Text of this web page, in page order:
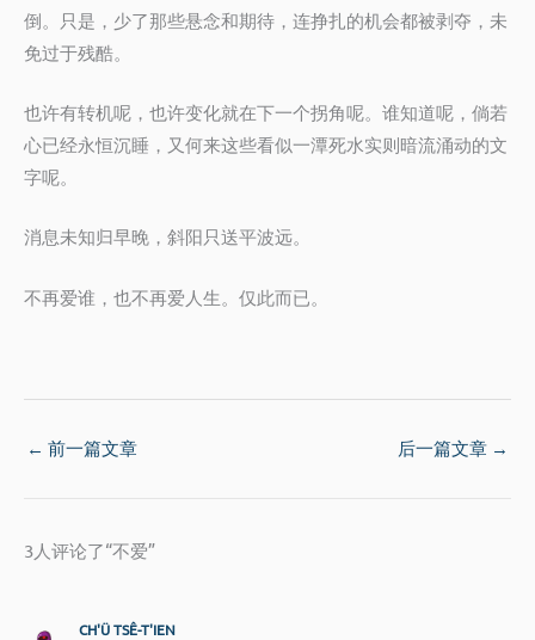
倒。只是，少了那些悬念和期待，连挣扎的机会都被剥夺，未
免过于残酷。
也许有转机呢，也许变化就在下一个拐角呢。谁知道呢，倘若
心已经永恒沉睡，又何来这些看似一潭死水实则暗流涌动的文
字呢。
消息未知归早晚，斜阳只送平波远。
不再爱谁，也不再爱人生。仅此而已。
← 前一篇文章 后一篇文章 →
3人评论了“不爱”
CH'Ü TSÊ-T'IEN